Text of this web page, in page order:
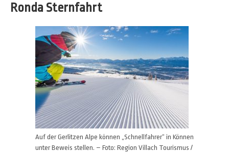
Ronda Sternfahrt
Auf der Gerlitzen Alpe können „Schnellfahrer“ in Können
unter Beweis stellen. – Foto: Region Villach Tourismus /